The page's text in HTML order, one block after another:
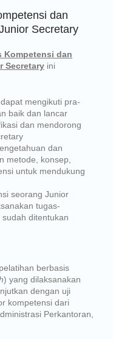
dan
Secretary
Kompetensi dan
Secretary ini
mengikuti pra-
baik dan lancar
dan mendorong
dan
metode, konsep,
untuk mendukung
seorang Junior
tugas-
ditentukan
berbasis
) yang dilaksanakan
dengan uji
kompetensi dari
Perkantoran,